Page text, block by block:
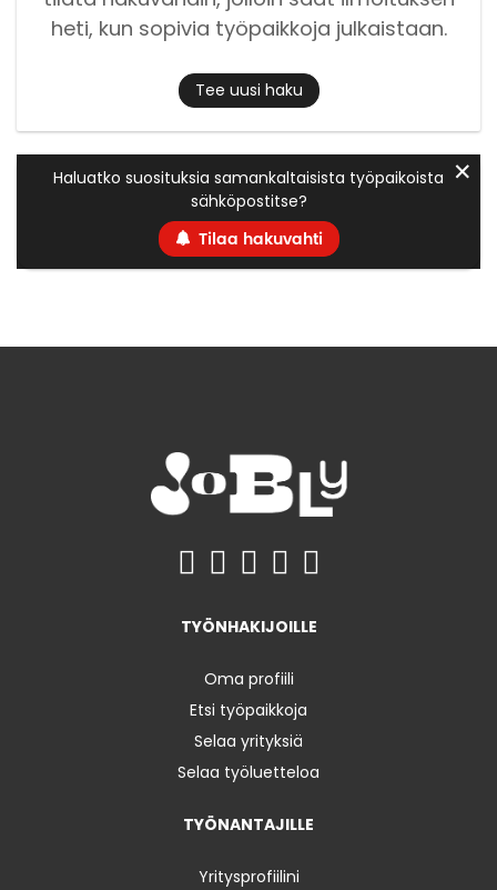
heti, kun sopivia työpaikkoja julkaistaan.
Tee uusi haku
Haluatko suosituksia samankaltaisista työpaikoista
sähköpostitse?
Tilaa hakuvahti
✕
TYÖNHAKIJOILLE
Oma profiili
Etsi työpaikkoja
Selaa yrityksiä
Selaa työluetteloa
TYÖNANTAJILLE
Yritysprofiilini